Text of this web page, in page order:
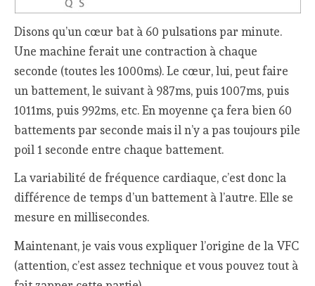
Disons qu’un cœur bat à 60 pulsations par minute.
Une machine ferait une contraction à chaque
seconde (toutes les 1000ms). Le cœur, lui, peut faire
un battement, le suivant à 987ms, puis 1007ms, puis
1011ms, puis 992ms, etc. En moyenne ça fera bien 60
battements par seconde mais il n’y a pas toujours pile
poil 1 seconde entre chaque battement.
La variabilité de fréquence cardiaque, c’est donc la
différence de temps d’un battement à l’autre. Elle se
mesure en millisecondes.
Maintenant, je vais vous expliquer l’origine de la VFC
(attention, c’est assez technique et vous pouvez tout à